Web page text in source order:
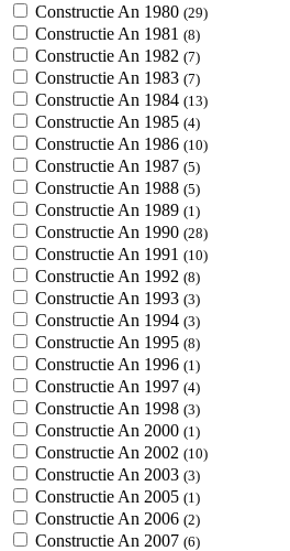
Constructie An 1980 (29)
Constructie An 1981 (8)
Constructie An 1982 (7)
Constructie An 1983 (7)
Constructie An 1984 (13)
Constructie An 1985 (4)
Constructie An 1986 (10)
Constructie An 1987 (5)
Constructie An 1988 (5)
Constructie An 1989 (1)
Constructie An 1990 (28)
Constructie An 1991 (10)
Constructie An 1992 (8)
Constructie An 1993 (3)
Constructie An 1994 (3)
Constructie An 1995 (8)
Constructie An 1996 (1)
Constructie An 1997 (4)
Constructie An 1998 (3)
Constructie An 2000 (1)
Constructie An 2002 (10)
Constructie An 2003 (3)
Constructie An 2005 (1)
Constructie An 2006 (2)
Constructie An 2007 (6)